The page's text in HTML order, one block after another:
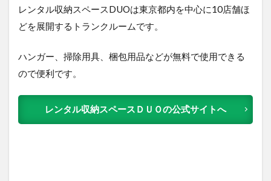
レンタル収納スペースDUOは東京都内を中心に10店舗ほ
どを展開するトランクルームです。
ハンガー、掃除用具、梱包用品などが無料で使用できる
ので便利です。
レンタル収納スペースＤＵＯの公式サイトへ